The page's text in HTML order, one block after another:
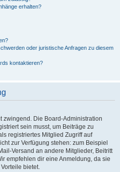
erhalten?
oder juristische Anfragen zu diesem
kontaktieren?
zwingend. Die Board-Administration
sein musst, um Beiträge zu
registriertes Mitglied Zugriff auf
zur Verfügung stehen: zum Beispiel
Versand an andere Mitglieder, Beitritt
empfehlen dir eine Anmeldung, da sie
bietet.